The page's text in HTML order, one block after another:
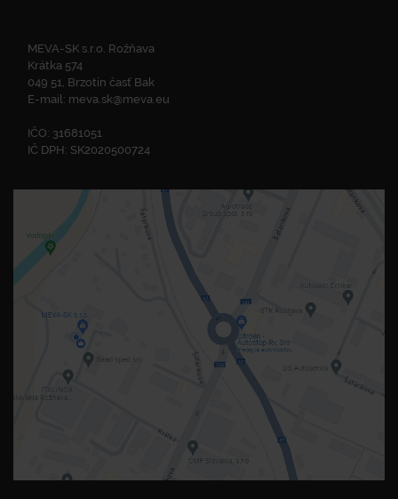
MEVA-SK s.r.o. Rožňava
Krátka 574
049 51, Brzotín časť Bak
E-mail: meva.sk@meva.eu
IČO: 31681051
IČ DPH: SK2020500724